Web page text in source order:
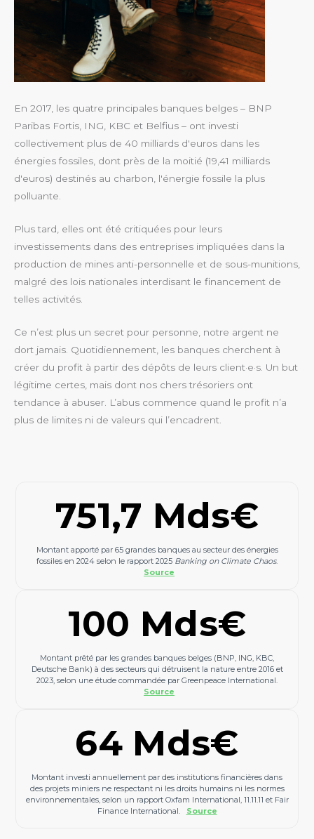
En 2017, les quatre principales banques belges – BNP
Paribas Fortis, ING, KBC et Belfius – ont investi
collectivement plus de 40 milliards d'euros dans les
énergies fossiles, dont près de la moitié (19,41 milliards
d'euros) destinés au charbon, l'énergiefossile la plus
polluante.
Plus tard, elles ont été critiquées pour leurs
investissements dans des entreprises impliquées dans la
production de mines anti-personnelle et de sous-munitions,
malgré des lois nationales interdisant le financement de
telles activités.
Ce n’est plus un secret pour personne, notre argent ne
dort jamais. Quotidiennement, les banques cherchent à
créer du profit à partir des dépôts de leurs client·e·s. Un but
légitime certes, mais dont nos chers trésoriers ont
tendance à abuser. L’abus commence quand le profit n’a
plus de limites ni de valeurs qui l’encadrent.
751,7 Mds€
Montant apporté par 65 grandes banques au secteur des énergies
fossiles en 2024 selon le rapport 2025 Banking on Climate Chaos.
Source
100 Mds€
Montant prêté par les grandes banques belges (BNP, ING, KBC,
Deutsche Bank) à des secteurs qui détruisent la nature entre 2016 et
2023, selon une étude commandée par Greenpeace International.
Source
64 Mds€
Montant investi annuellement par des institutions financières dans
des projets miniers ne respectant ni les droits humains ni les normes
environnementales, selon un rapport Oxfam International, 11.11.11 et Fair
Finance International.
Source